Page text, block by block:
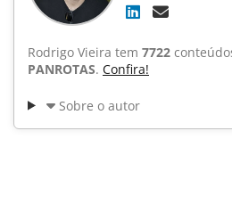
Rodrigo Vieira tem 7722
PANROTAS. Confira!
Sobre o autor